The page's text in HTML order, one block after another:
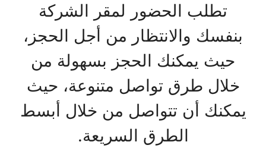
تطلب الحضور لمقر الشركة
بنفسك والانتظار من أجل الحجز،
حيث يمكنك الحجز بسهولة من
خلال طرق تواصل متنوعة، حيث
يمكنك أن تتواصل من خلال أبسط
الطرق السريعة.